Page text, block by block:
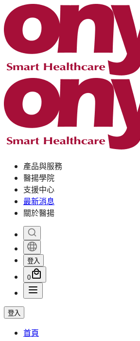
產品與服務
醫揚學院
支援中心
最新消息
關於醫揚
登入
0
登入
首頁